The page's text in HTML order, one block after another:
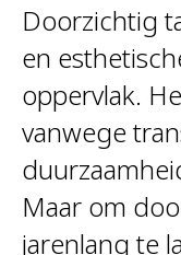
Doorzichtig
en
oppervlak.
vanwege
Maar om
jarenlang te